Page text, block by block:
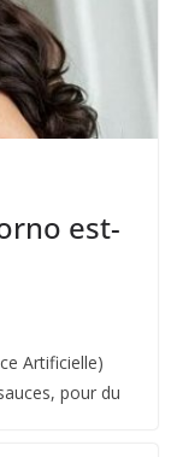
est-
Artificielle)
pour du